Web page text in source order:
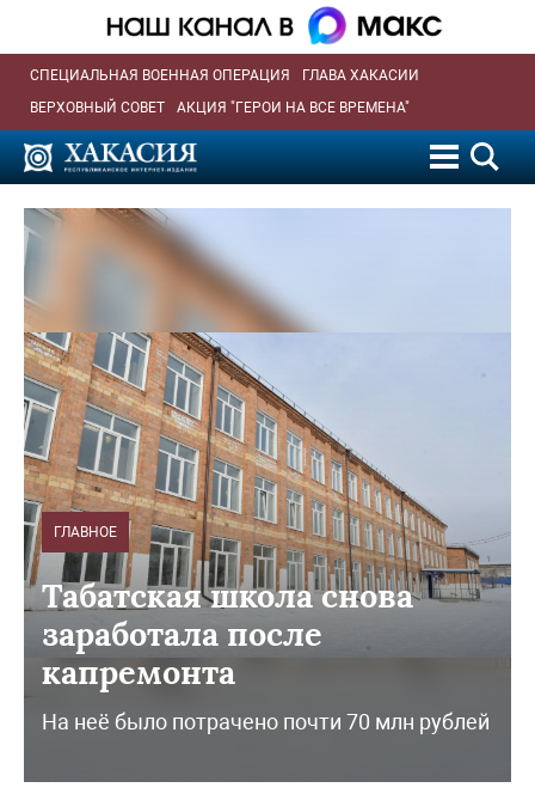
СПЕЦИАЛЬНАЯ ВОЕННАЯ ОПЕРАЦИЯ
ГЛАВА ХАКАСИИ
ВЕРХОВНЫЙ СОВЕТ
АКЦИЯ "ГЕРОИ НА ВСЕ ВРЕМЕНА"
ГЛАВНОЕ
Табатская школа снова
заработала после
капремонта
На неё было потрачено почти 70 млн рублей